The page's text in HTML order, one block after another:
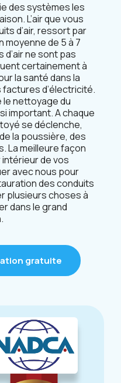
des systèmes les
L’air que vous
d’air, ressort par
de 5 à 7
d’air ne sont pas
certainement à
la santé dans la
d’électricité.
le nettoyage du
important. A chaque
se déclenche,
la poussière, des
La meilleure façon
intérieur de vos
avec nous pour
des conduits
plusieurs choses à
dans le grand
gratuite